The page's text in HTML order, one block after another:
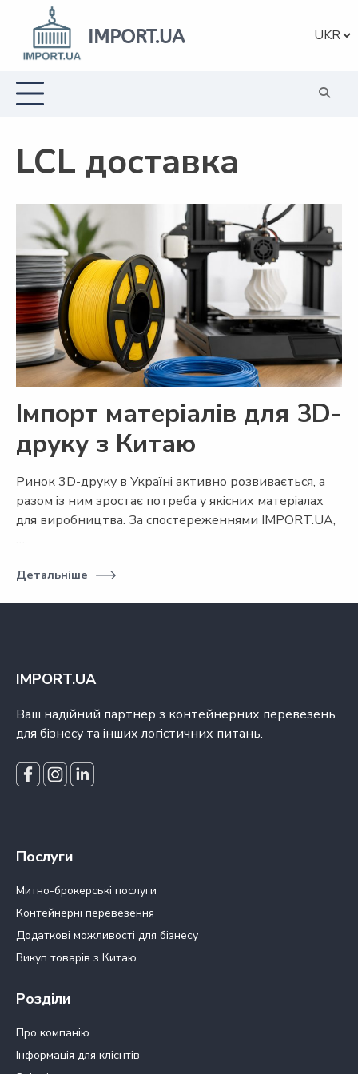
Перейти
вмісту
IMPORT.UA
LCL доставка
Імпорт матеріалів для 3D-
друку з Китаю
Ринок 3D-друку в Україні активно розвивається, а
разом із ним зростає потреба у якісних матеріалах
для виробництва. За спостереженнями IMPORT.UA,
…
Детальніше
IMPORT.UA
Ваш надійний партнер з контейнерних перевезень
для бізнесу та інших логістичних питань.
Послуги
Митно-брокерські послуги
Контейнерні перевезення
Додаткові можливості для бізнесу
Викуп товарів з Китаю
Розділи
Про компанію
Інформація для клієнтів